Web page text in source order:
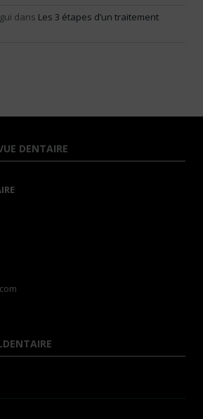
dans Les 3 étapes d’un traitement
DENTAIRE